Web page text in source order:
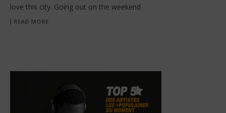
love this city. Going out on the weekend
READ MORE